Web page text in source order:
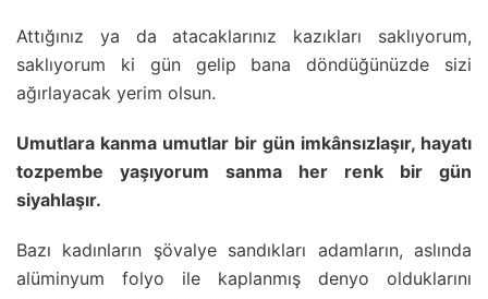
Attığınız ya da atacaklarınız kazıkları saklıyorum,
saklıyorum ki gün gelip bana döndüğünüzde sizi
ağırlayacak yerim olsun.
Umutlara kanma umutlar bir gün imkânsızlaşır, hayatı
tozpembe yaşıyorum sanma her renk bir gün
siyahlaşır.
Bazı kadınların şövalye sandıkları adamların, aslında
alüminyum folyo ile kaplanmış denyo olduklarını